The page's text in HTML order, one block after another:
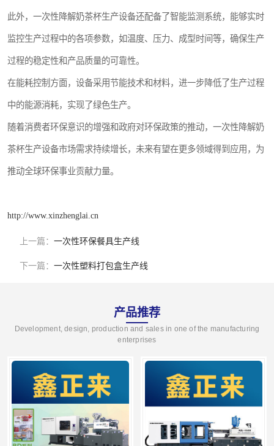
此外，一次性降解奶茶杯生产设备还配备了智能监测系统，能够实时
监控生产过程中的各项参数，如温度、压力、成型时间等，确保生产
过程的稳定性和产品质量的可靠性。
在能耗控制方面，设备采用节能技术和材料，进一步降低了生产过程
中的能源消耗，实现了绿色生产。
随着消费者环保意识的增强和政府对环保政策的推动，一次性降解奶
茶杯生产设备市场需求持续增长，未来有望在更多领域得到应用，为
推动全球环保事业贡献力量。
http://www.xinzhenglai.cn
上一篇： 一次性环保餐具生产线
下一篇： 一次性塑料打包盒生产线
产品推荐
Development, design, production and sales in one of the manufacturing
enterprises